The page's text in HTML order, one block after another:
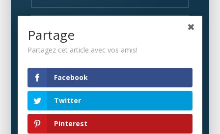
Partage
Partagez cet article avec vos amis!
Facebook
Twitter
Pinterest